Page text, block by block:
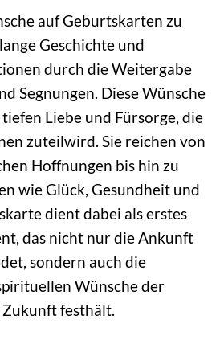
auf Geburtskarten zu
Geschichte und
durch die Weitergabe
Segnungen. Diese Wünsche
Liebe und Fürsorge, die
zuteilwird. Sie reichen von
Hoffnungen bis hin zu
wie Glück, Gesundheit und
dient dabei als erstes
das nicht nur die Ankunft
sondern auch die
Wünsche der
Zukunft festhält.